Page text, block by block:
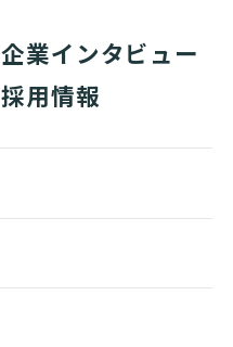
企業インタビュー
採用情報